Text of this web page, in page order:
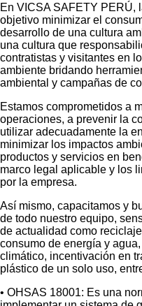
En VICSA SAFETY PERÚ,
objetivo minimizar el
desarrollo de una cultura
una cultura que
contratistas y visitantes en
ambiente bridando
ambiental y campañas de
Estamos comprometidos a
operaciones, a prevenir la
utilizar adecuadamente la
minimizar los impactos
productos y servicios en
marco legal aplicable y los
por la empresa.
Así mismo, capacitamos y
de todo nuestro equipo,
de actualidad como
consumo de energía y
climático, incentivación en
plástico de un solo uso,
• OHSAS 18001: Es una